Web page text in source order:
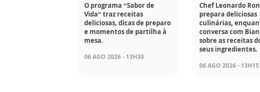
O programa “Sabor de
Vida” traz receitas
deliciosas, dicas de preparo
e momentos de partilha à
mesa.
06 AGO 2026 - 13H30
Chef Leonardo
prepara deliciosas
culinárias,
conversa com
sobre as receitas
seus ingredientes.
06 AGO 2026 - 13H15